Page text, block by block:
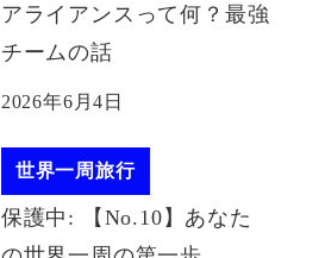
アライアンスって何？最強
チームの話
2026年6月4日
世界一周旅行
保護中: 【No.10】あなた